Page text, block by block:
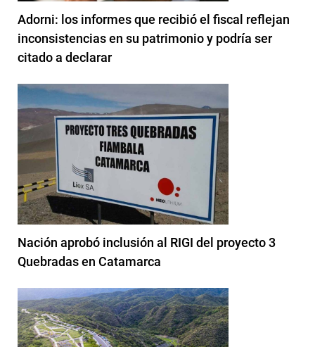
Adorni: los informes que recibió el fiscal reflejan
inconsistencias en su patrimonio y podría ser
citado a declarar
Nación aprobó inclusión al RIGI del proyecto 3
Quebradas en Catamarca